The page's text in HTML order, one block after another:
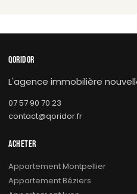
QORIDOR
L'agence immobilière
07 57 90 70 23
contact@qoridor.fr
ACHETER
Appartement Montpellier
Appartement Béziers